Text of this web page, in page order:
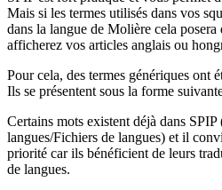
Mais si les termes utilisés dans vos
dans la langue de Molière cela
afficherez vos articles anglais ou
Pour cela, des termes génériques ont
Ils se présentent sous la forme
Certains mots existent déjà dans
langues/Fichiers de langues) et il
priorité car ils bénéficient de leurs
de langues.